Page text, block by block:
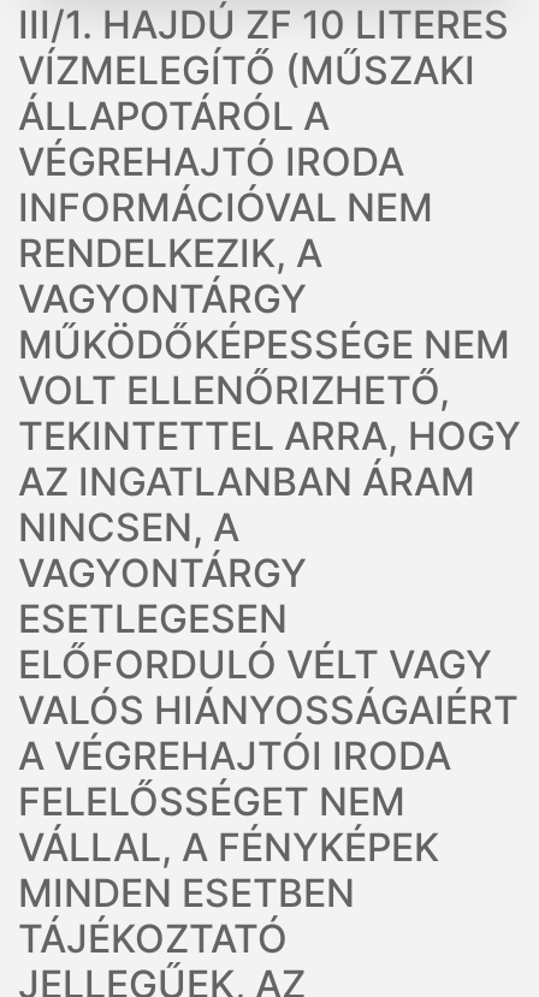
III/1. HAJDÚ ZF 10 LITERES
VÍZMELEGÍTŐ (MŰSZAKI
ÁLLAPOTÁRÓL A
VÉGREHAJTÓ IRODA
INFORMÁCIÓVAL NEM
RENDELKEZIK, A
VAGYONTÁRGY
MŰKÖDŐKÉPESSÉGE NEM
VOLT ELLENŐRIZHETŐ,
TEKINTETTEL ARRA, HOGY
AZ INGATLANBAN ÁRAM
NINCSEN, A
VAGYONTÁRGY
ESETLEGESEN
ELŐFORDULÓ VÉLT VAGY
VALÓS HIÁNYOSSÁGAIÉRT
A VÉGREHAJTÓI IRODA
FELELŐSSÉGET NEM
VÁLLAL, A FÉNYKÉPEK
MINDEN ESETBEN
TÁJÉKOZTATÓ
JELLEGŰEK, AZ